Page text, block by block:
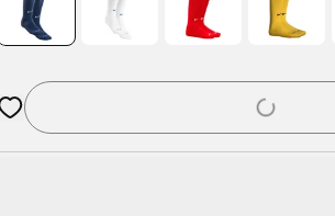
Åbner en Modal til at logge ind eller